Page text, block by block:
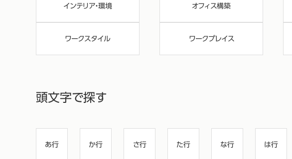
インテリア・環境 オフィス構築
ワークスタイル ワークプレイス
頭文字で探す
あ行 か行 さ行 た行 な行 は行